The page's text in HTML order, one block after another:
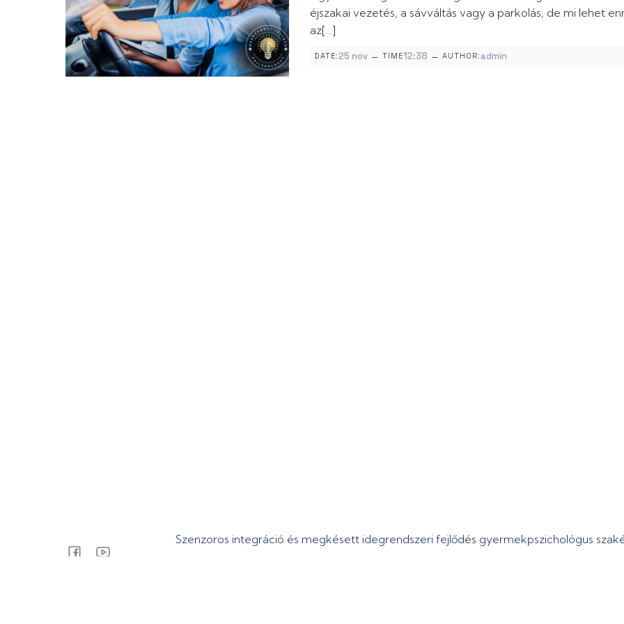
éjszakai vezetés, a sávváltás vagy a parkolás, de mi lehet
az[…]
DATE:25 nov – TIME12:38 – AUTHOR: admin
Szenzoros integráció és megkésett idegrendszeri fejlődés gyermekpszichológus